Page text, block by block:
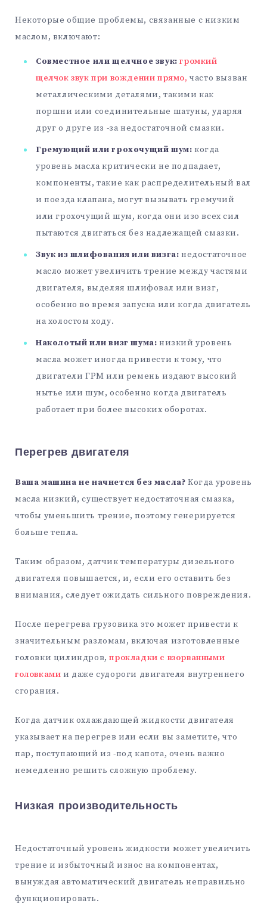
Некоторые общие проблемы, связанные с низким
маслом, включают:
Совместное или щелчное звук: громкий
щелчок звук при вождении прямо, часто вызван
металлическими деталями, такими как
поршни или соединительные шатуны, ударяя
друг о друге из -за недостаточной смазки.
Гремующий или грохочущий шум: когда
уровень масла критически не подпадает,
компоненты, такие как распределительный вал
и поезда клапана, могут вызывать гремучий
или грохочущий шум, когда они изо всех сил
пытаются двигаться без надлежащей смазки.
Звук из шлифования или визга: недостаточное
масло может увеличить трение между частями
двигателя, выделяя шлифовал или визг,
особенно во время запуска или когда двигатель
на холостом ходу.
Наколотый или визг шума: низкий уровень
масла может иногда привести к тому, что
двигатели ГРМ или ремень издают высокий
нытье или шум, особенно когда двигатель
работает при более высоких оборотах.
Перегрев двигателя
Ваша машина не начнется без масла? Когда уровень
масла низкий, существует недостаточная смазка,
чтобы уменьшить трение, поэтому генерируется
больше тепла.
Таким образом, датчик температуры дизельного
двигателя повышается, и, если его оставить без
внимания, следует ожидать сильного повреждения.
После перегрева грузовика это может привести к
значительным разломам, включая изготовленные
головки цилиндров,прокладки с взорванными
головками и даже судороги двигателя внутреннего
сгорания.
Когда датчик охлаждающей жидкости двигателя
указывает на перегрев или если вы заметите, что
пар, поступающий из -под капота, очень важно
немедленно решить сложную проблему.
Низкая производительность
Недостаточный уровень жидкости может увеличить
трение и избыточный износ на компонентах,
вынуждая автоматический двигатель неправильно
функционировать.